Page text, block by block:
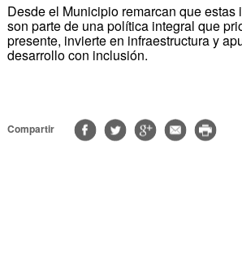
Desde el Municipio remarcan que estas
son parte de una política integral que
presente, invierte en infraestructura y
desarrollo con inclusión.
Compartir